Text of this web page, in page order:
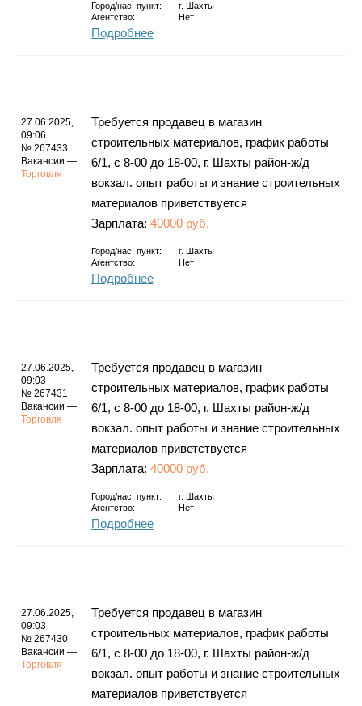
Город/нас. пункт: г.
Шахты
Агентство:
Нет
Подробнее
27.06.2025,
09:06
№ 267433
Вакансии —
Торговля
Требуется продавец в магазин
строительных материалов, график работы
6/1, с 8-00 до 18-00, г. Шахты район-ж/д
вокзал. опыт работы и знание строительных
материалов приветствуется
Зарплата: 40000 руб.
Город/нас. пункт: г.
Шахты
Агентство:
Нет
Подробнее
27.06.2025,
09:03
№ 267431
Вакансии —
Торговля
Требуется продавец в магазин
строительных материалов, график работы
6/1, с 8-00 до 18-00, г. Шахты район-ж/д
вокзал. опыт работы и знание строительных
материалов приветствуется
Зарплата: 40000 руб.
Город/нас. пункт: г.
Шахты
Агентство:
Нет
Подробнее
27.06.2025,
09:03
№ 267430
Вакансии —
Торговля
Требуется продавец в магазин
строительных материалов, график работы
6/1, с 8-00 до 18-00, г. Шахты район-ж/д
вокзал. опыт работы и знание строительных
материалов приветствуется